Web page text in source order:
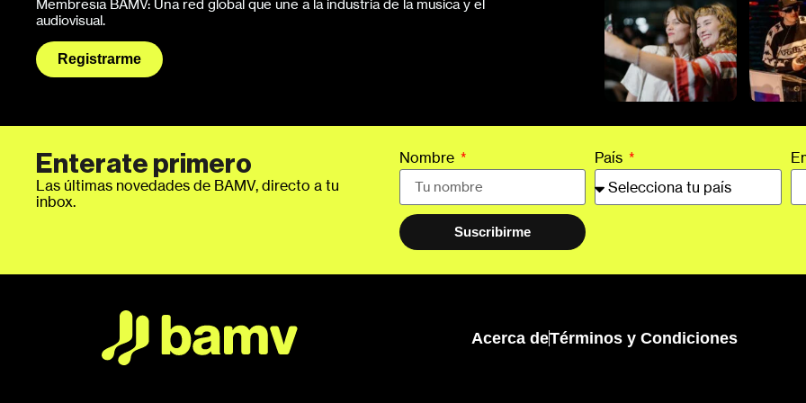
Membresía BAMV: Una red global que une a la industria de la música y el
audiovisual.
Registrarme
Enterate primero
Las últimas novedades de BAMV, directo a tu
inbox.
Nombre País
Suscribirme
Acerca deTérminos y Condiciones